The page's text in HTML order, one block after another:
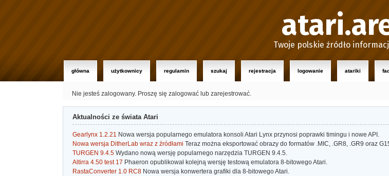
Twoje polskie źródło
główna użytkownicy regulamin szukaj rejestracja logowanie atariki
Nie jesteś zalogowany. Proszę się zalogować lub zarejestrować.
Aktualności ze świata Atari
Gearlynx 1.2.21 Nowa wersja popularnego emulatora konsoli Atari Lynx przynosi poprawki timingu i nowe API.
Nowa wersja DitherLab wraz z źródłami Teraz można eksportować obrazy do formatów .MIC, .GR8, .GR9 oraz
TURGEN 9.4.5 Wydano nową wersję popularnego narzędzia TURGEN 9.4.5.
Altirra 4.50 test 17 Phaeron opublikował kolejną wersję testową emulatora 8-bitowego Atari.
RastaConverter 1.0 RC8 Nowa wersja konwertera grafiki dla 8-bitowego Atari.